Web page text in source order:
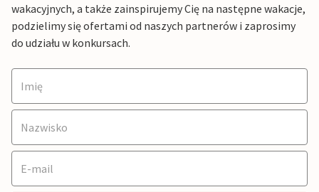
wakacyjnych, a także zainspirujemy Cię na następne wakacje,
podzielimy się ofertami od naszych partnerów i zaprosimy
do udziału w konkursach.